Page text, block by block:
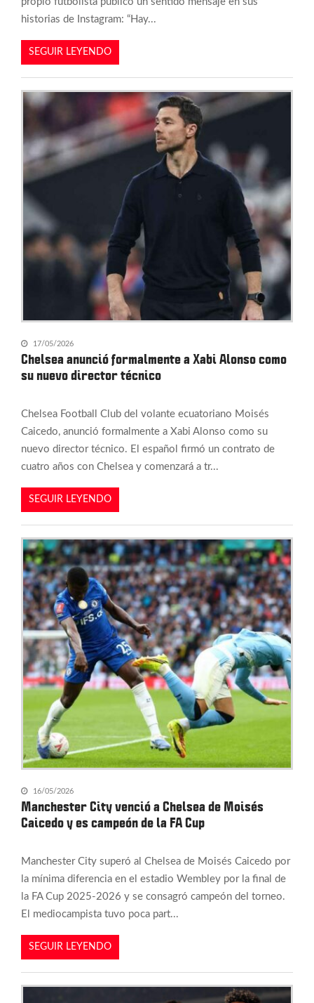
historias de Instagram: “Hay...
SEGUIR LEYENDO
17/05/2026
Chelsea anunció formalmente a Xabi Alonso como
su nuevo director técnico
Chelsea Football Club del volante ecuatoriano Moisés
Caicedo, anunció formalmente a Xabi Alonso como su
nuevo director técnico. El español firmó un contrato de
cuatro años con Chelsea y comenzará a tr...
SEGUIR LEYENDO
16/05/2026
Manchester City venció a Chelsea de Moisés
Caicedo y es campeón de la FA Cup
Manchester City superó al Chelsea de Moisés Caicedo por
la mínima diferencia en el estadio Wembley por la final de
la FA Cup 2025-2026 y se consagró campeón del torneo.
El mediocampista tuvo poca part...
SEGUIR LEYENDO